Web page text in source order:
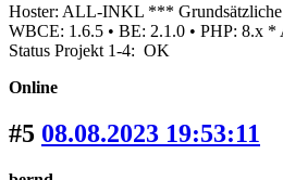
Hoster: ALL-INKL ***
WBCE: 1.6.5 • BE: 2.1.0 • PHP: 8.x *
Status Projekt 1-4: OK
Online
#5 08.08.2023 19:53:11